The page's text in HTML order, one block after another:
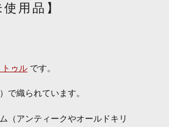
用品】
トゥル です。
で織られています。
（アンティークやオールドキリ